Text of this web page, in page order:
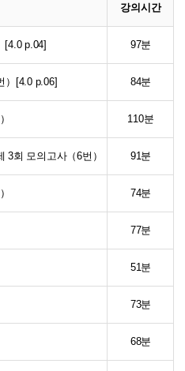
강의시간
[4.0 p.04] 97분
）[4.0 p.06] 84분
110분
3회 모의고사（6번） 91분
74분
77분
51분
73분
68분